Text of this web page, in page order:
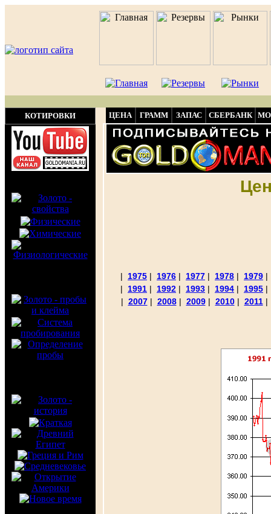
КОТИРОВКИ ЦЕНА ГРАММ ЗАПАС СБЕРБАНК
| 1975 | 1976 | 1977 | 1978 | 1979
| 1991 | 1992 | 1993 | 1994 | 1995
| 2007| 2008| 2009| 2010| 2011